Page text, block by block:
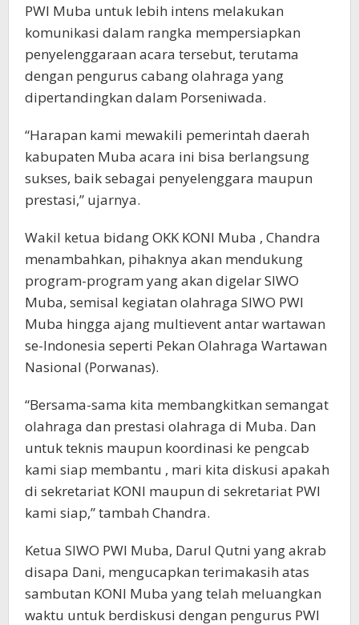
PWI Muba untuk lebih intens melakukan
komunikasi dalam rangka mempersiapkan
penyelenggaraan acara tersebut, terutama
dengan pengurus cabang olahraga yang
dipertandingkan dalam Porseniwada.
“Harapan kami mewakili pemerintah daerah
kabupaten Muba acara ini bisa berlangsung
sukses, baik sebagai penyelenggara maupun
prestasi,” ujarnya.
Wakil ketua bidang OKK KONI Muba , Chandra
menambahkan, pihaknya akan mendukung
program-program yang akan digelar SIWO
Muba, semisal kegiatan olahraga SIWO PWI
Muba hingga ajang multievent antar wartawan
se-Indonesia seperti Pekan Olahraga Wartawan
Nasional (Porwanas).
“Bersama-sama kita membangkitkan semangat
olahraga dan prestasi olahraga di Muba. Dan
untuk teknis maupun koordinasi ke pengcab
kami siap membantu , mari kita diskusi apakah
di sekretariat KONI maupun di sekretariat PWI
kami siap,” tambah Chandra.
Ketua SIWO PWI Muba, Darul Qutni yang akrab
disapa Dani, mengucapkan terimakasih atas
sambutan KONI Muba yang telah meluangkan
waktu untuk berdiskusi dengan pengurus PWI